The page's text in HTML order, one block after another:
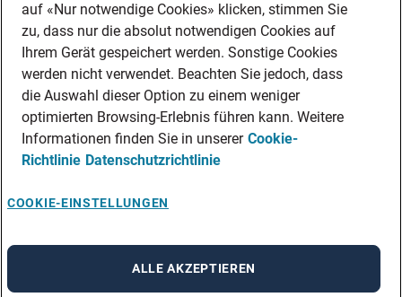
FÜR MITARBEITER:INNEN
FÜR UNTERNEHMEN
FÜR MEDIEN
Über Adecco
ÜBER UNS
KONTAKT
THE ADECCO GROUP
A rendering error occurred:re.toString(...).replaceAll is not a
auf «Nur notwendige Cookies» klicken, stimmen Sie
zu, dass nur die absolut notwendigen Cookies auf
Ihrem Gerät gespeichert werden. Sonstige Cookies
werden nicht verwendet. Beachten Sie jedoch, dass
die Auswahl dieser Option zu einem weniger
optimierten Browsing-Erlebnis führen kann. Weitere
Informationen finden Sie in unserer Cookie-
Richtlinie Datenschutzrichtlinie
COOKIE-EINSTELLUNGEN
ALLE AKZEPTIEREN